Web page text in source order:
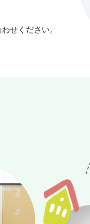
せください。